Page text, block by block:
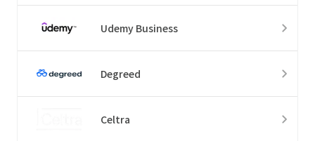
Udemy Business
Degreed
Celtra